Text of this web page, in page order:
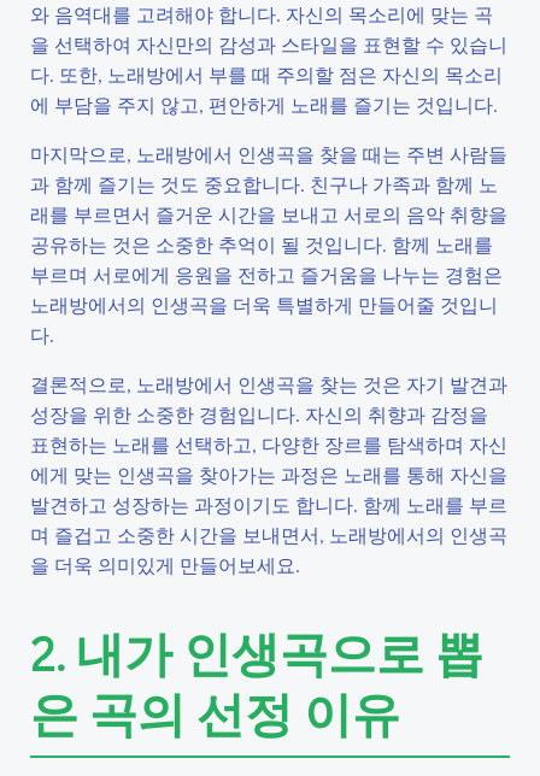
와 음역대를 고려해야 합니다. 자신의 목소리에 맞는 곡
을 선택하여 자신만의 감성과 스타일을 표현할 수 있습니
다. 또한, 노래방에서 부를 때 주의할 점은 자신의 목소리
에 부담을 주지 않고, 편안하게 노래를 즐기는 것입니다.
마지막으로, 노래방에서 인생곡을 찾을 때는 주변 사람들
과 함께 즐기는 것도 중요합니다. 친구나 가족과 함께 노
래를 부르면서 즐거운 시간을 보내고 서로의 음악 취향을
공유하는 것은 소중한 추억이 될 것입니다. 함께 노래를
부르며 서로에게 응원을 전하고 즐거움을 나누는 경험은
노래방에서의 인생곡을 더욱 특별하게 만들어줄 것입니
다.
결론적으로, 노래방에서 인생곡을 찾는 것은 자기 발견과
성장을 위한 소중한 경험입니다. 자신의 취향과 감정을
표현하는 노래를 선택하고, 다양한 장르를 탐색하며 자신
에게 맞는 인생곡을 찾아가는 과정은 노래를 통해 자신을
발견하고 성장하는 과정이기도 합니다. 함께 노래를 부르
며 즐겁고 소중한 시간을 보내면서, 노래방에서의 인생곡
을 더욱 의미있게 만들어보세요.
2. 내가 인생곡으로 뽑
은 곡의 선정 이유